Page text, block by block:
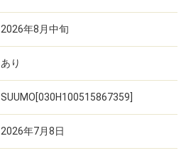
2026年8月中旬
あり
SUUMO[030H100515867359]
2026年7月8日